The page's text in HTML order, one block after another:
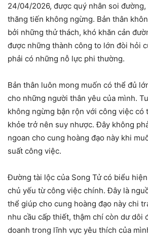
24/04/2026, được quý nhân soi
thăng tiến không ngừng. Bản thân
bởi những thử thách, khó khăn cản
được những thành công to lớn đòi hỏi
phải có những nỗ lực phi thường.
Bản thân luôn mong muốn có thể đủ
cho những người thân yêu của mình.
không ngừng bận rộn với công việc có
khỏe trở nên suy nhược. Đây không
ngoan cho cung hoàng đạo này khi
suất công việc.
Đường tài lộc của Song Tử có biểu
chủ yếu từ công việc chính. Đây là
thể giúp cho cung hoàng đạo này chi
nhu cầu cấp thiết, thậm chí còn dư dôi
doanh trong lĩnh vực yêu thích của